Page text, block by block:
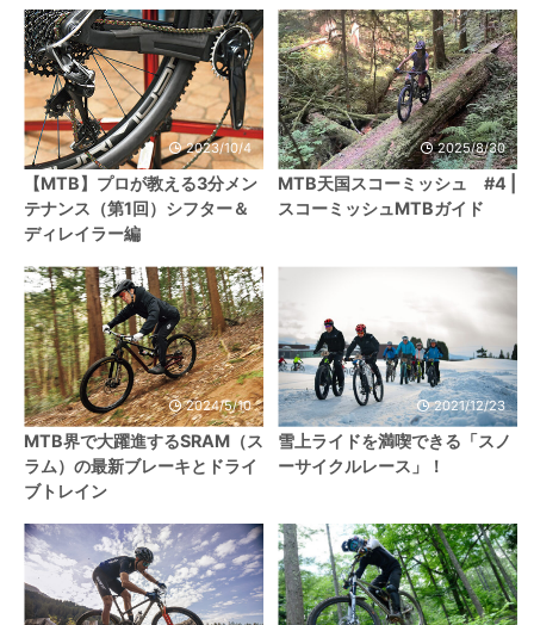
2023/10/4
【MTB】プロが教える3分メン
テナンス（第1回）シフター＆
ディレイラー編
2025/8/30
MTB天国スコーミッシュ #4 |
スコーミッシュMTBガイド
2024/5/10
MTB界で大躍進するSRAM（ス
ラム）の最新ブレーキとドライ
ブトレイン
2021/12/23
雪上ライドを満喫できる「スノ
ーサイクルレース」！